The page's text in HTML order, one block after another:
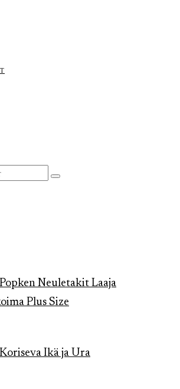
Neuletakit Laaja
Plus Size
Ikä ja Ura